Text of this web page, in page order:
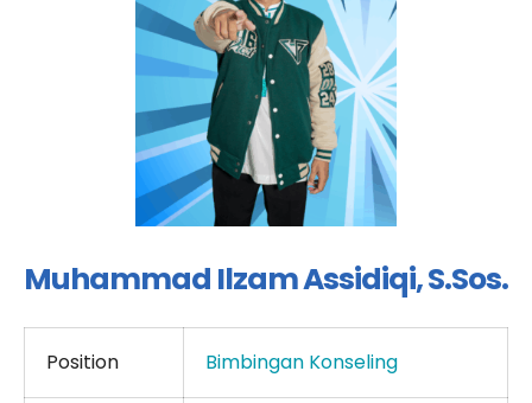
Muhammad Ilzam Assidiqi, S.Sos.
Position Bimbingan Konseling